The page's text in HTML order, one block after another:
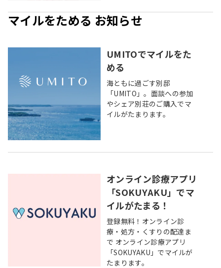
マイルをためる お知らせ
UMITOでマイルをた
める
海ともに過ごす別邸
「UMITO」。面談への参加
やシェア別荘のご購入でマ
イルがたまります。
オンライン診療アプリ
「SOKUYAKU」でマ
イルがたまる！
登録無料！オンライン診
療・処方・くすりの配達ま
で オンライン診療アプリ
「SOKUYAKU」でマイルが
たまります。